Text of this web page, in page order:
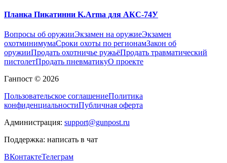
Планка Пикатинни K.Arma для АКС-74У
Вопросы об оружииЭкзамен на оружиеЭкзамен
охотминимумаСроки охоты по регионамЗакон об
оружииПродать охотничье ружьёПродать травматический
пистолетПродать пневматикуО проекте
Ганпост © 2026
Пользовательское соглашениеПолитика
конфиденциальностиПубличная оферта
Администрация: support@gunpost.ru
Поддержка: написать в чат
ВКонтактеТелеграм